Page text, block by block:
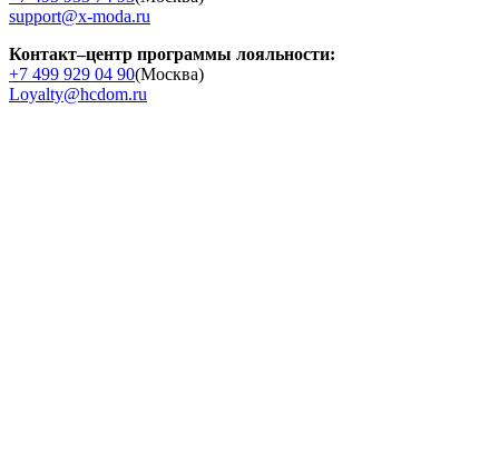
support@x-moda.ru
Контакт–центр программы лояльности:
+7 499 929 04 90(Москва)
Loyalty@hcdom.ru